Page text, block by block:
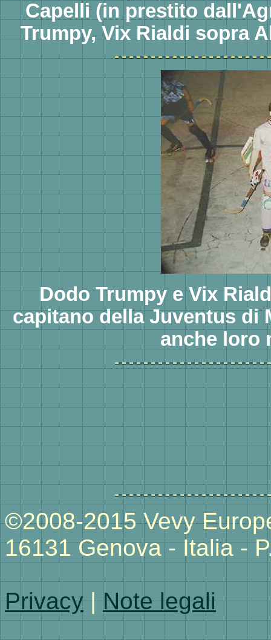
Capelli (in prestito
Trumpy, Vix Rialdi sopra
Dodo Trumpy e Vix
capitano della Juventus di
anche loro
©2008-2015 Vevy
16131 Genova - Italia -
Privacy|Note legali